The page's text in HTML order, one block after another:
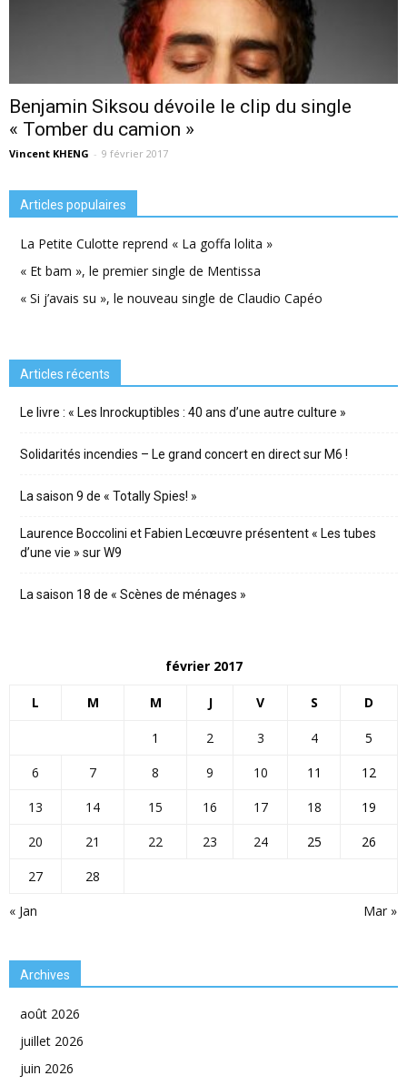
Benjamin Siksou dévoile le clip du single
« Tomber du camion »
Vincent KHENG - 9 février 2017
Articles populaires
La Petite Culotte reprend « La goffa lolita »
« Et bam », le premier single de Mentissa
« Si j’avais su », le nouveau single de Claudio Capéo
Articles récents
Le livre : « Les Inrockuptibles : 40 ans d’une autre culture »
Solidarités incendies – Le grand concert en direct sur M6 !
La saison 9 de « Totally Spies! »
Laurence Boccolini et Fabien Lecœuvre présentent « Les tubes
d’une vie » sur W9
La saison 18 de « Scènes de ménages »
février 2017
L M M J V S D
« Jan Mar »
1 2 3 4
5
6
7 8 9 10 11
12
13
14 15 16 17 18
19
20
21 22 23 24 25
26
27
28
Archives
août 2026
juillet 2026
juin 2026